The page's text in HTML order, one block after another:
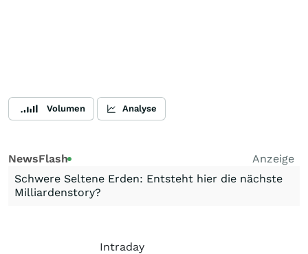
Volumen Analyse
NewsFlash
Anzeige
Schwere Seltene Erden: Entsteht hier die nächste
Milliardenstory?
Intraday